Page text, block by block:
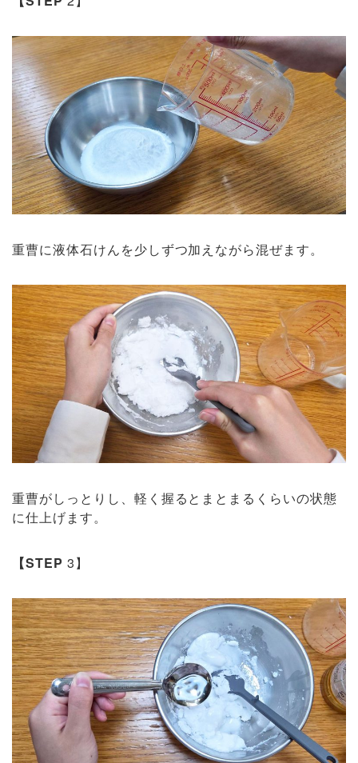
重曹に液体石けんを少しずつ加えながら混ぜます。
重曹がしっとりし、軽く握るとまとまるくらいの状態
に仕上げます。
【STEP 3】